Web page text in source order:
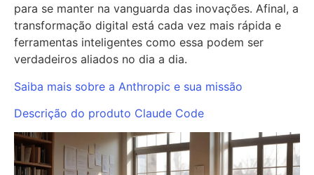
para se manter na vanguarda das inovações. Afinal, a
transformação digital está cada vez mais rápida e
ferramentas inteligentes como essa podem ser
verdadeiros aliados no dia a dia.
Saiba mais sobre a Anthropic e sua missão
Descrição do produto Claude Code